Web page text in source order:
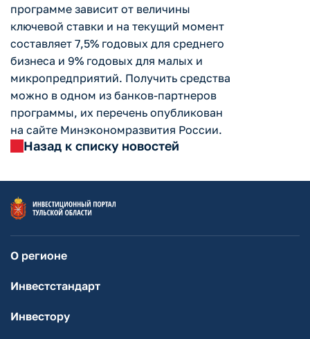
программе зависит от величины
ключевой ставки и на текущий момент
составляет 7,5% годовых для среднего
бизнеса и 9% годовых для малых и
микропредприятий. Получить средства
можно в одном из банков-партнеров
программы, их перечень опубликован
на сайте Минэкономразвития России.
Назад к списку новостей
О регионе
Инвестстандарт
Инвестору